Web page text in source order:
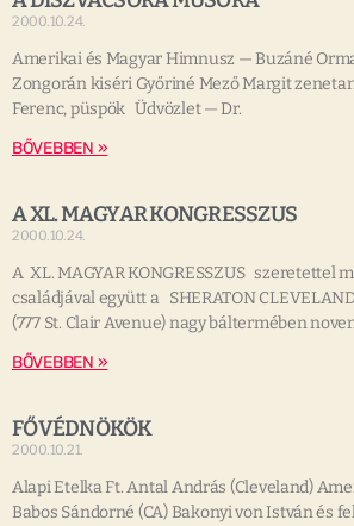
2000.10.24.
Amerikai és Magyar Himnusz — Buzáné
Zongorán kiséri Győriné Mező Margit
Ferenc, püspök Üdvözlet — Dr.
BŐVEBBEN »
A XL. MAGYAR KONGRESSZUS
2000.10.24.
A XL. MAGYAR KONGRESSZUS szeretettel
családjával együtt a SHERATON
(777 St. Clair Avenue) nagy báltermében
BŐVEBBEN »
FŐVÉDNÖKÖK
2000.10.21.
Alapi Etelka Ft. Antal András (Cleveland)
Babos Sándorné (CA) Bakonyi von István és